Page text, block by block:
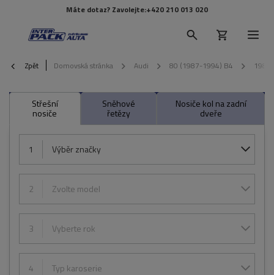
Máte dotaz? Zavolejte:+420 210 013 020
Zpět Domovská stránka Audi 80 (1987-1994) B4 1988
Střešní
nosiče
Sněhové
řetězy
Nosiče kol na zadní
dveře
1 Výběr značky
2 Zvolte model
3 Vyberte rok
4 Typ karoserie